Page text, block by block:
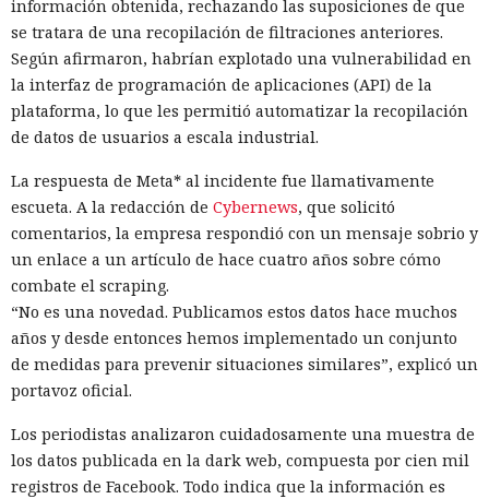
información obtenida, rechazando las suposiciones de que
se tratara de una recopilación de filtraciones anteriores.
Según afirmaron, habrían explotado una vulnerabilidad en
la interfaz de programación de aplicaciones (API) de la
plataforma, lo que les permitió automatizar la recopilación
de datos de usuarios a escala industrial.
La respuesta de Meta* al incidente fue llamativamente
escueta. A la redacción de Cybernews, que solicitó
comentarios, la empresa respondió con un mensaje sobrio y
un enlace a un artículo de hace cuatro años sobre cómo
combate el scraping.
“No es una novedad. Publicamos estos datos hace muchos
años y desde entonces hemos implementado un conjunto
de medidas para prevenir situaciones similares”, explicó un
portavoz oficial.
Los periodistas analizaron cuidadosamente una muestra de
los datos publicada en la dark web, compuesta por cien mil
registros de Facebook. Todo indica que la información es